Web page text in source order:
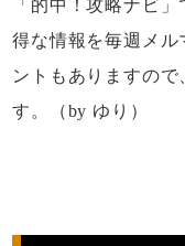
「的中！攻略ナビ
得な情報を毎週メ
ントもありますので
す。（by ゆり）